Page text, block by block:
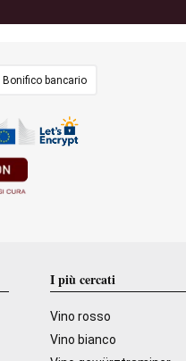
Bonifico bancario
I più cercati
Vino rosso
Vino bianco